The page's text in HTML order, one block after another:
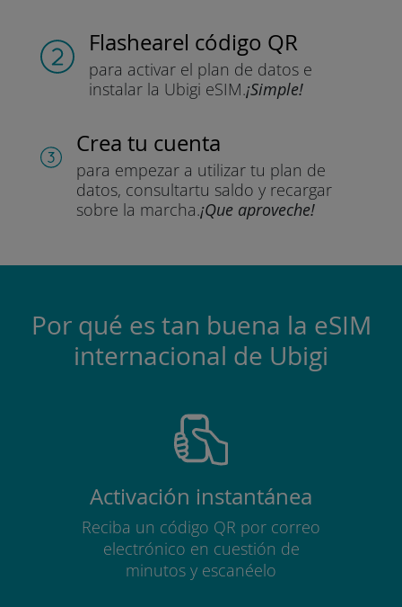
Flashearel código QR
para activar el plan de datos e
instalar la Ubigi eSIM.¡Simple!
Crea tu cuenta
para empezar a utilizar tu plan de
datos, consultartu saldo y recargar
sobre la marcha.¡Que aproveche!
Por qué es tan buena la eSIM
internacional de Ubigi
Activación instantánea
Reciba un código QR por correo
electrónico en cuestión de
minutos y escanéelo